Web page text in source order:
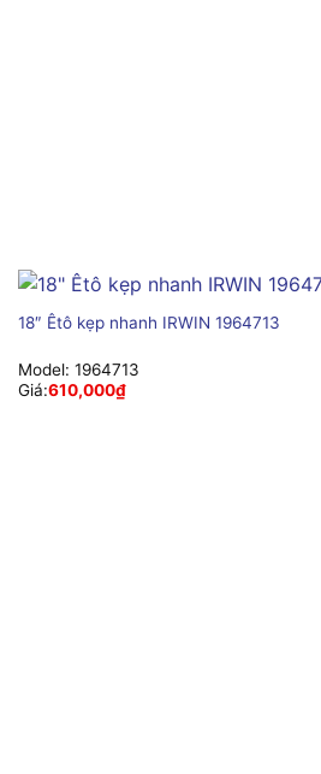
18″ Êtô kẹp nhanh IRWIN 1964713
Model: 1964713
Giá:610,000₫